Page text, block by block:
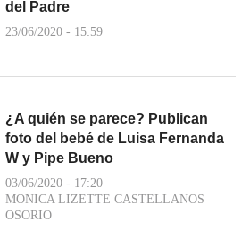
del Padre
23/06/2020 - 15:59
¿A quién se parece? Publican
foto del bebé de Luisa Fernanda
W y Pipe Bueno
03/06/2020 - 17:20
MONICA LIZETTE CASTELLANOS
OSORIO